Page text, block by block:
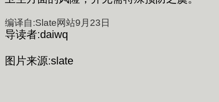
编译自:Slate网站9月23日
导读者:daiwq
图片来源:slate